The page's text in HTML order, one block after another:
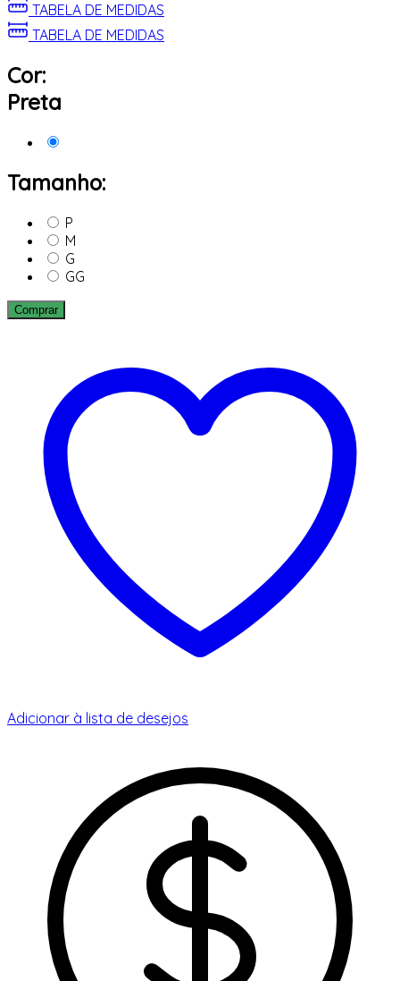
TABELA DE MEDIDAS
TABELA DE MEDIDAS
Cor:
Preta
Tamanho:
P
M
G
GG
Comprar
Adicionar à lista de desejos